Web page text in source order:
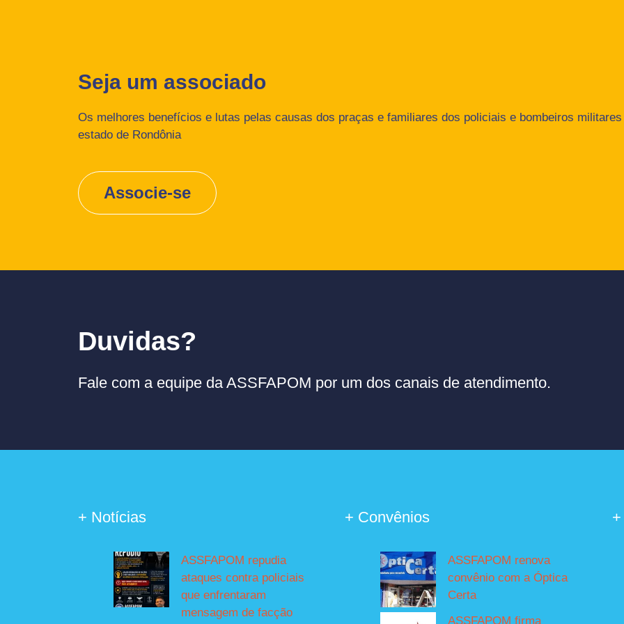
Seja um associado
Os melhores benefícios e lutas pelas causas dos praças e familiares dos policiais e bombeiros militares
estado de Rondônia
Associe-se
Duvidas?
Fale com a equipe da ASSFAPOM por um dos canais de atendimento.
+ Notícias
ASSFAPOM repudia
ataques contra policiais
que enfrentaram
mensagem de facção
+ Convênios
ASSFAPOM renova
convênio com a Óptica
Certa
ASSFAPOM firma